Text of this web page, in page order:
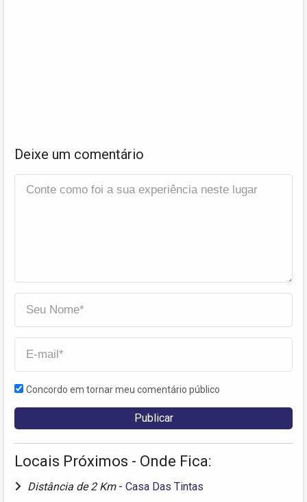
Deixe um comentário
Concordo em tornar meu comentário público
Locais Próximos - Onde Fica:
Distância de 2 Km - Casa Das Tintas